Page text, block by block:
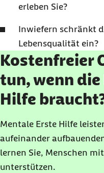
erleben Sie?
Inwiefern schränkt
Lebensqualität ein?
Kostenfreier
tun, wenn die
Hilfe
Mentale Erste Hilfe
aufeinander
lernen Sie, Menschen
unterstützen.